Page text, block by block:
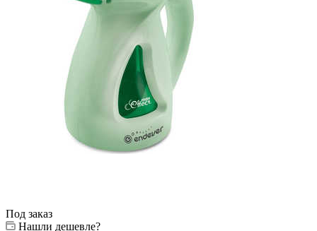
Под заказ
Нашли дешевле?